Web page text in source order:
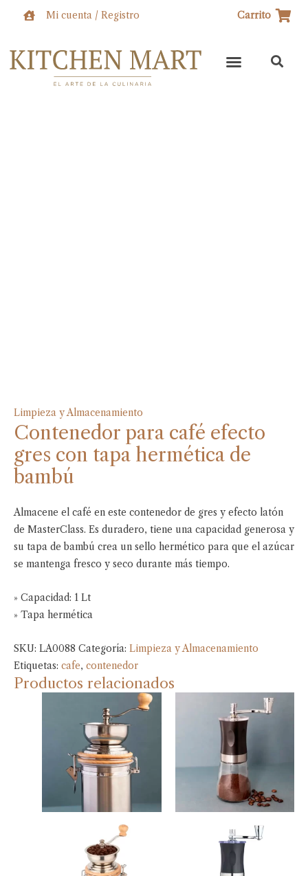
Mi cuenta / Registro Carrito
Limpieza y Almacenamiento
Contenedor para café efecto
gres con tapa hermética de
bambú
Almacene el café en este contenedor de gres y efecto latón
de MasterClass. Es duradero, tiene una capacidad generosa y
su tapa de bambú crea un sello hermético para que el azúcar
se mantenga fresco y seco durante más tiempo.
» Capacidad: 1 Lt
» Tapa hermética
SKU: LA0088 Categoría: Limpieza y Almacenamiento
Etiquetas: cafe, contenedor
Productos relacionados